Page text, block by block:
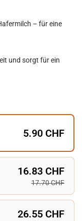
– für eine
und sorgt für ein
5.90 CHF
16.83 CHF
17.70 CHF
26.55 CHF